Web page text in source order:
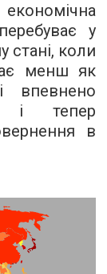
у
стані, коли
менш як
і тепер
в